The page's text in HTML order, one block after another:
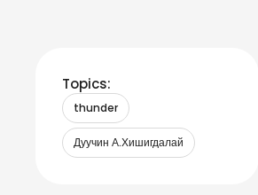
Topics:
thunder
Дуучин А.Хишигдалай